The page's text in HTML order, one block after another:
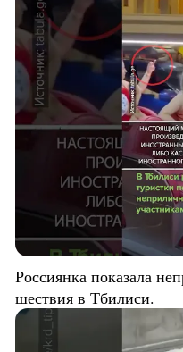
Россиянка показала
шествия в Тбилиси.